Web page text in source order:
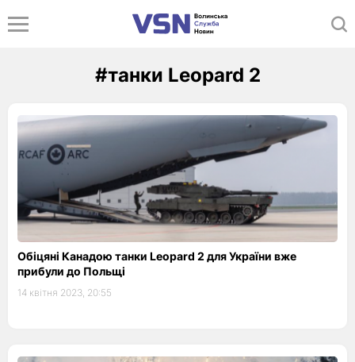
#танки Leopard 2
Обіцяні Канадою танки Leopard 2 для України вже
прибули до Польщі
14 квітня 2023, 20:55